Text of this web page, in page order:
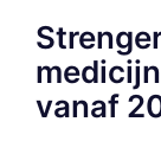
vanaf